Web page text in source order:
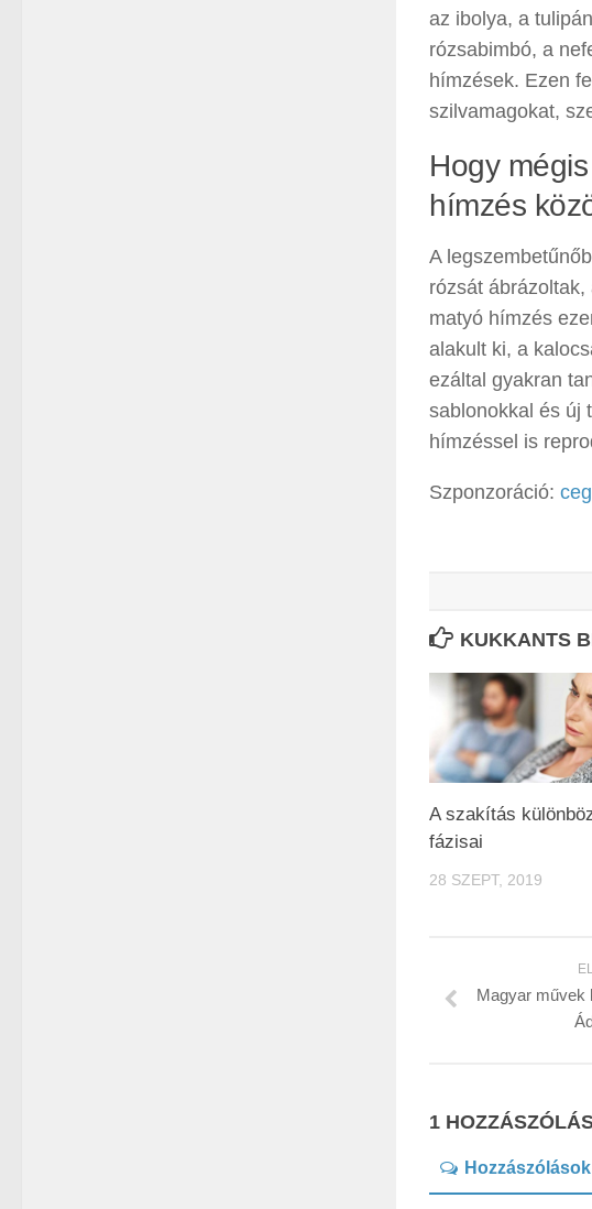
az ibolya, a
rózsabimbó, a
hímzések. Ezen
szilvamagokat,
Hogy
hímzés
A
rózsát
matyó hímzés
alakult ki, a
ezáltal gyakran
sablonokkal és új
hímzéssel is
Szponzoráció:
KUKKANTS
A szakítás
fázisai
28 SZEPT, 2019
Magyar művek
1
Hozzászólások